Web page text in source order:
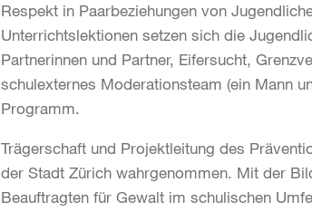
Respekt in Paarbeziehungen von
Unterrichtslektionen setzen sich die
Partnerinnen und Partner, Eifersucht,
schulexternes Moderationsteam (ein Mann
Programm.
Trägerschaft und Projektleitung des
der Stadt Zürich wahrgenommen. Mit der
Beauftragten für Gewalt im schulischen